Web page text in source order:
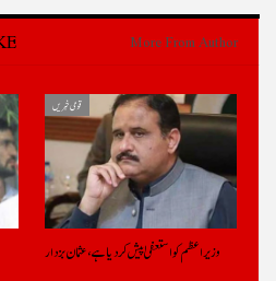
More From Author
قومی خبریں
وزیراعظم کو استعفیٰ پیش کر دیا ہے، عثمان بزدار